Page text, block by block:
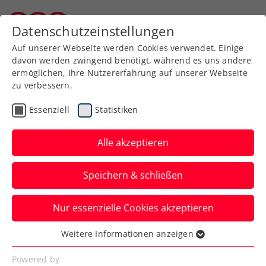
Zurück zur Newsübersicht
Turniere
Sparkasse Open
Ollersbach: Oberleitner
nach Krimi zum Heimsieg
Das ÖTV-Ass wehrt beim ITF-
Herrenturnier in Niederösterreich im
Finale drei Matchbälle ab.
Verfasst von: Manuel Wachta, 19.08.2024
Datenschutzeinstellungen
Auf unserer Webseite werden Cookies verwendet. Einige
davon werden zwingend benötigt, während es uns andere
ermöglichen, Ihre Nutzererfahrung auf unserer Webseite
zu verbessern.
Essenziell Statistiken
Alle akzeptieren
Speichern & schließen
Nur essenzielle Cookies akzeptieren
Essenziell
Essenzielle Cookies werden für grundlegende
Weitere Informationen anzeigen
Powered by